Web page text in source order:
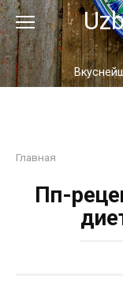
Перейти
к
контенту
Главная
Пп-